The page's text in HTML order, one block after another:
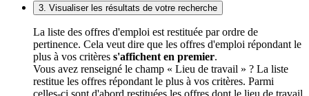
3. Visualiser les résultats de votre recherche
La liste des offres d'emploi est restituée par ordre de
pertinence. Cela veut dire que les offres d'emploi répondant le
plus à vos critères s'affichent en premier.
Vous avez renseigné le champ « Lieu de travail » ? La liste
restitue les offres répondant le plus à vos critères. Parmi
celles-ci sont d'abord restituées les offres dont le lieu de travail